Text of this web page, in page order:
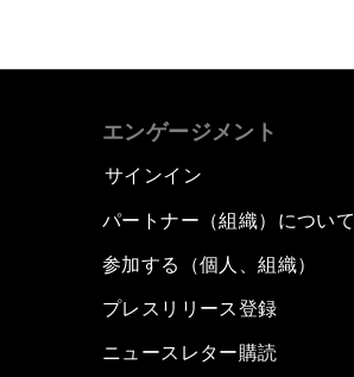
エンゲージメント
サインイン
パートナー（組織）について
参加する（個人、組織）
プレスリリース登録
ニュースレター購読